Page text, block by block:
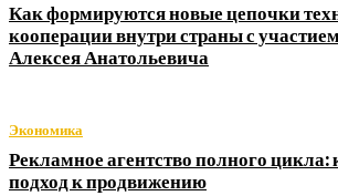
Как формируются новые цепочки
кооперации внутри страны с
Алексея Анатольевича
Экономика
Рекламное агентство полного
подход к продвижению